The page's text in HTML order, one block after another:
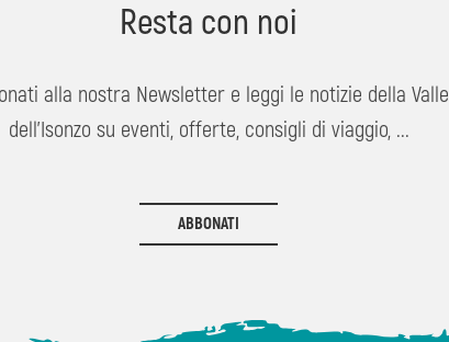
Resta con noi
alla nostra Newsletter e leggi le notizie della Valle
dell'Isonzo su eventi, offerte, consigli di viaggio, ...
ABBONATI